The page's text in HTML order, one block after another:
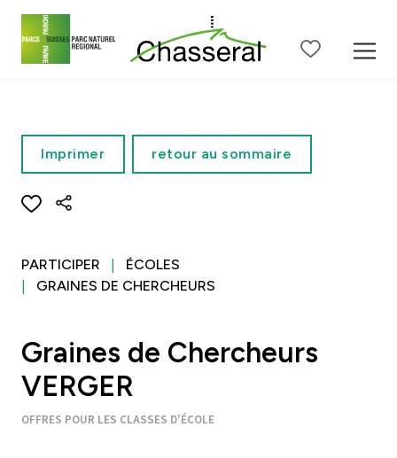
Contenu de la page
PARTICIPER
ÉCOLES
GRAINES DE CHERCHEURS
Imprimer retour au sommaire
Graines de Chercheurs
VERGER
OFFRES POUR LES CLASSES D'ÉCOLE